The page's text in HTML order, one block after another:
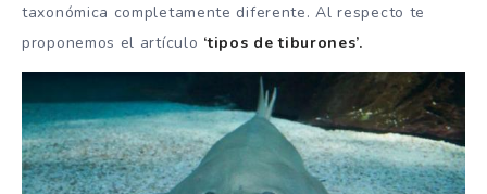
taxonómica completamente diferente. Al respecto te
proponemos el artículo ‘tipos de tiburones’.